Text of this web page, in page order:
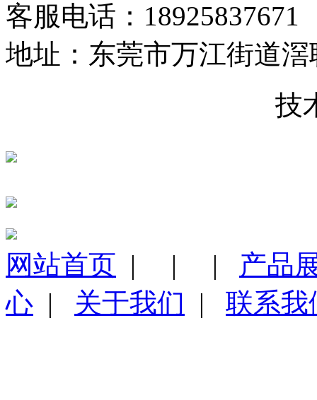
客服电话：18925837671
地址：东莞市万江街道
技
网站首页 | | | 产品
心 | 关于我们 | 联系我